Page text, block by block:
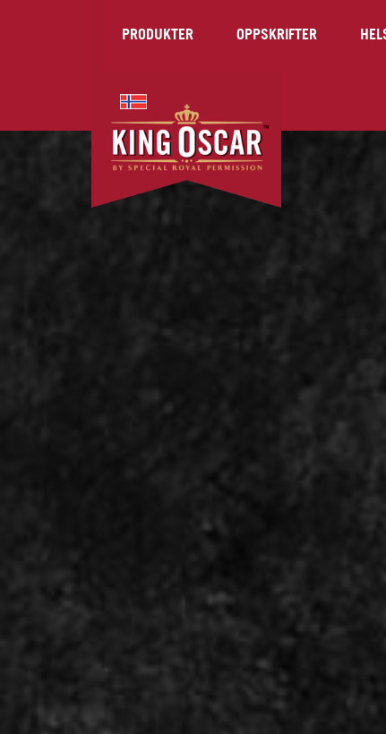
PRODUKTER OPPSKRIFTER